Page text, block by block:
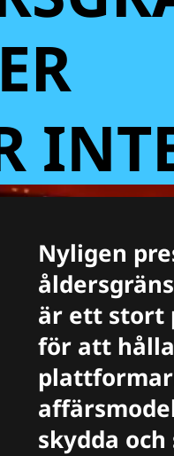
Nyligen
är ett stort
för att
skydda